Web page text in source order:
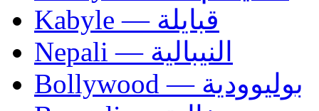
Kabyle — قبايلة
Nepali — النيبالية
Bollywood — بوليوودية